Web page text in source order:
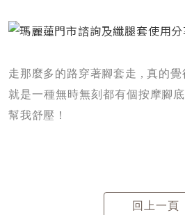
走那麼多的路穿著腳套走 , 真的覺
就是一種無時無刻都有個按摩腳
幫我舒壓！
回上一頁